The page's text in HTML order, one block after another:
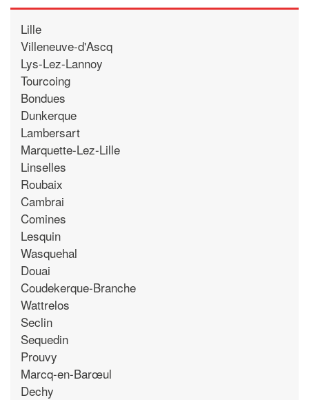
Lille
Villeneuve-d'Ascq
Lys-Lez-Lannoy
Tourcoing
Bondues
Dunkerque
Lambersart
Marquette-Lez-Lille
Linselles
Roubaix
Cambrai
Comines
Lesquin
Wasquehal
Douai
Coudekerque-Branche
Wattrelos
Seclin
Sequedin
Prouvy
Marcq-en-Barœul
Dechy